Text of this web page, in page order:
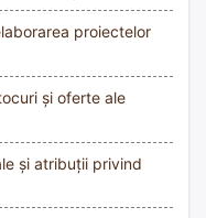
proiectelor
și oferte ale
și atribuții privind